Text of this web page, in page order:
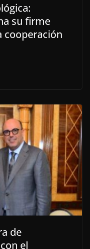
su firme
cooperación
de
el